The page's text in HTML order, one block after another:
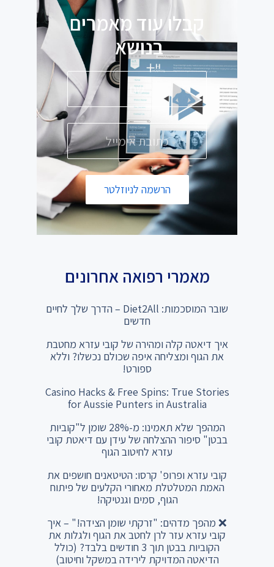
קבלו עוד מאמרים
בנושאפ
הרשמה לניוזלטר
מאמרי רפואה אחרונים
שובר המוסכמות: Diet2All – הדרך שלך לחיים
חדשים
איך דיאטה קלה ומהירה של קובי עזרא מחטבת
את הגוף ומצליחה איפה שכולם נכשלו? וללא
ספורט!
Casino Hacks & Free Spins: True Stories
for Aussie Punters in Australia
המהפך שלא תאמינו: מ-28% שומן ל"קוביות
בבטן" סיפור ההצלחה של עידן עם דיאטת קובי
עזרא לחיטוב הגוף
קובי עזרא ופרופ' קרסו: הטיטאנים חושפים את
האמת המטלטלת מאחורי הקלעים של פיתוח
הגוף, סמים וגנטיקה!
❌ מהפך מדהים: "זרקתי שומן הצידה!" – איך
קובי עזרא עזר לרן לחטב את הגוף ולגלות את
הקוביות בבטן תוך 3 חודשים בלבד? (כולל
הדיאטה המדויקת לירידה במשקל וחיטוב)